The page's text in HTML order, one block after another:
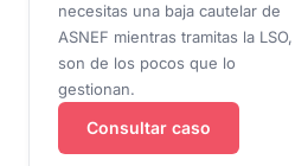
necesitas una baja cautelar de
ASNEF mientras tramitas la LSO,
son de los pocos que lo
gestionan.
Consultar caso